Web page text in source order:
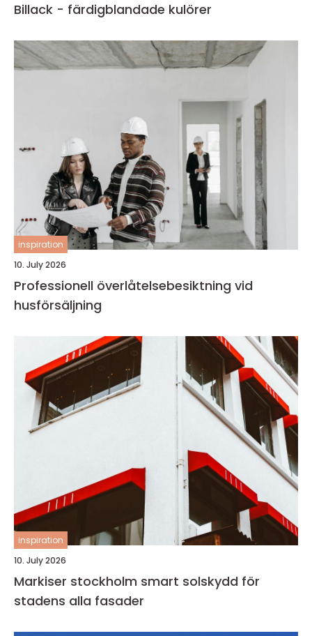
Billack - färdigblandade kulörer
inspiration
10. July 2026
Professionell överlåtelsebesiktning vid
husförsäljning
inspiration
10. July 2026
Markiser stockholm smart solskydd för
stadens alla fasader